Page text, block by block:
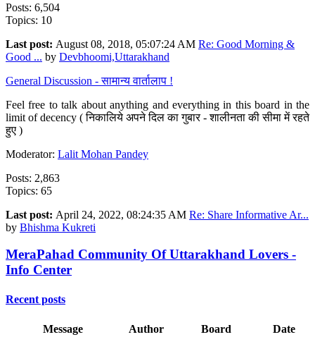
Posts: 6,504
Topics: 10
Last post: August 08, 2018, 05:07:24 AM Re: Good Morning &
Good ... by Devbhoomi,Uttarakhand
General Discussion - सामान्य वार्तालाप !
Feel free to talk about anything and everything in this board in the
limit of decency ( निकालिये अपने दिल का गुबार - शालीनता की सीमा में रहते
हुए )
Moderator: Lalit Mohan Pandey
Posts: 2,863
Topics: 65
Last post: April 24, 2022, 08:24:35 AM Re: Share Informative Ar...
by Bhishma Kukreti
MeraPahad Community Of Uttarakhand Lovers -
Info Center
Recent posts
Message Author Board Date